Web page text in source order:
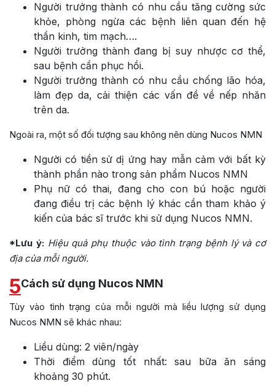
Người trưởng thành có nhu cầu tăng cường sức
khỏe, phòng ngừa các bệnh liên quan đến hệ
thần kinh, tim mạch….
Người trưởng thành đang bị suy nhược cơ thể,
sau bệnh cần phục hồi.
Người trưởng thành có nhu cầu chống lão hóa,
làm đẹp da, cải thiện các vấn đề về nếp nhăn
trên da.
Ngoài ra, một số đối tượng sau không nên dùng Nucos NMN
Người có tiền sử dị ứng hay mẫn cảm với bất kỳ
thành phần nào trong sản phẩm Nucos NMN
Phụ nữ có thai, đang cho con bú hoặc người
đang điều trị các bệnh lý khác cần tham khảo ý
kiến của bác sĩ trước khi sử dụng Nucos NMN.
*Lưu ý: Hiệu quả phụ thuộc vào tình trạng bệnh lý và cơ
địa của mỗi người.
5Cách sử dụng Nucos NMN
Tùy vào tình trạng của mỗi người mà liều lượng sử dụng
Nucos NMN sẽ khác nhau:
Liều dùng: 2 viên/ngày
Thời điểm dùng tốt nhất: sau bữa ăn sáng
khoảng 30 phút.